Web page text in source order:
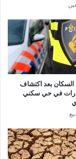
السكان بعد اكتشاف
في حي سكني